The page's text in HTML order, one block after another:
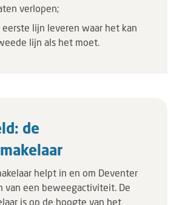
verlopen;
eerste lijn leveren waar het kan
lijn als het moet.
de
helpt in en om Deventer
van een beweegactiviteit. De
is op de hoogte van het